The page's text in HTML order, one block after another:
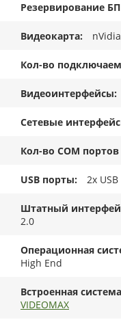
Резервирование
Видеокарта
Кол-во
Видеоинтерфейсы
Сетевые
Кол-во COM портов
USB порты 2x
Штатный
2.0
Операционная
High End
Встроенная
VIDEOMAX